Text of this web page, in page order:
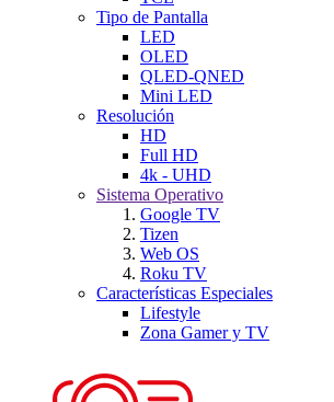
Tipo de Pantalla
LED
OLED
QLED-QNED
Mini LED
Resolución
HD
Full HD
4k - UHD
Sistema Operativo
Google TV
Tizen
Web OS
Roku TV
Características Especiales
Lifestyle
Zona Gamer y TV